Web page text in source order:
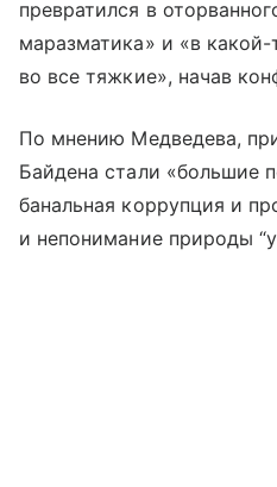
превратился в
маразматика» и «в
во все тяжкие», начав
По мнению Медведева,
Байдена стали «большие
банальная коррупция и
и непонимание природы